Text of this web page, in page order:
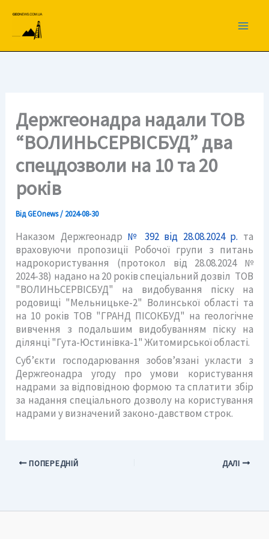
вмісту
Держгеонадра надали ТОВ
“ВОЛИНЬСЕРВІСБУД” два
спецдозволи на 10 та 20
років
ВідGEOnews/ 2024-08-30
Наказом Держгеонадр № 392 від 28.08.2024 р. та
враховуючи пропозиції Робочої групи з питань
надрокористування (протокол від 28.08.2024 №
2024-38) надано на 20 років спеціальний дозвіл ТОВ
"ВОЛИНЬСЕРВІСБУД" на видобування піску на
родовищі "Мельницьке-2" Волинської області та
на 10 років ТОВ "ГРАНД ПІСОКБУД" на геологічне
вивчення з подальшим видобуванням піску на
ділянці "Гута-Юстинівка-1" Житомирської області.
Суб’єкти господарювання зобов’язані укласти з
Держгеонадра угоду про умови користування
надрами за відповідною формою та сплатити збір
за надання спеціального дозволу на користування
надрами у визначений законо-давством строк.
ПОПЕРЕДНІЙ ДАЛІ